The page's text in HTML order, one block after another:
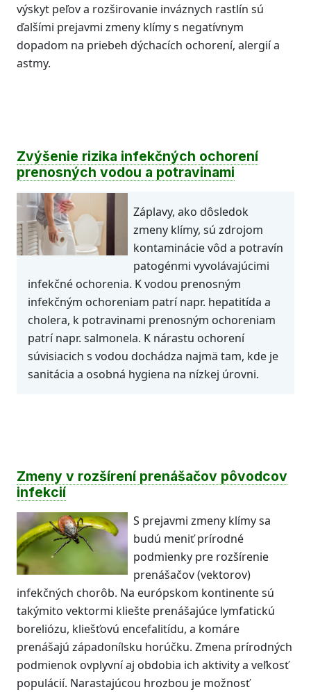
výskyt peľov a rozširovanie inváznych rastlín sú
ďalšími prejavmi zmeny klímy s negatívnym
dopadom na priebeh dýchacích ochorení, alergií a
astmy.
Zvýšenie rizika infekčných ochorení
prenosných vodou a potravinami
Záplavy, ako dôsledok
zmeny klímy, sú zdrojom
kontaminácie vôd a potravín
patogénmi vyvolávajúcimi
infekčné ochorenia. K vodou prenosným
infekčným ochoreniam patrí napr. hepatitída a
cholera, k potravinami prenosným ochoreniam
patrí napr. salmonela. K nárastu ochorení
súvisiacich s vodou dochádza najmä tam, kde je
sanitácia a osobná hygiena na nízkej úrovni.
Zmeny v rozšírení prenášačov pôvodcov
infekcií
S prejavmi zmeny klímy sa
budú meniť prírodné
podmienky pre rozšírenie
prenášačov (vektorov)
infekčných chorôb. Na európskom kontinente sú
takýmito vektormi kliešte prenášajúce lymfatickú
boreliózu, kliešťovú encefalitídu, a komáre
prenášajú západonílsku horúčku. Zmena prírodných
podmienok ovplyvní aj obdobia ich aktivity a veľkosť
populácií. Narastajúcou hrozbou je možnosť